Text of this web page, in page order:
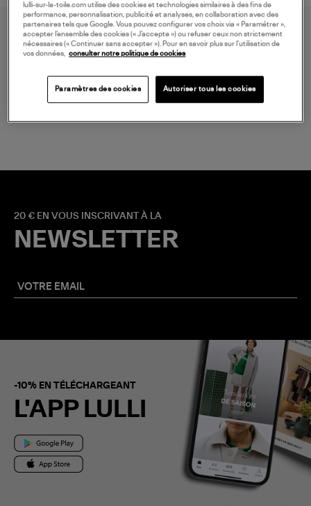
LIVRAISON GRATUITE
20 € EN VOUS INSCRIVANT À LA
NEWSLETTER
-10% EN TÉLÉCHARGEANT
L'APP LULLI
lulli-sur-la-toile.com utilise des cookies et technologies similaires à des fins de
performance, personnalisation, publicité et analyses, en collaboration avec des
partenaires tels que Google. Vous pouvez configurer vos choix via « Paramétrer »,
accepter l’ensemble des cookies (« J’accepte ») ou refuser ceux non strictement
nécessaires (« Continuer sans accepter »). Pour en savoir plus sur l’utilisation de
vos données,
consulter notre politique de cookies
Paramètres des cookies Autoriser tous les cookies